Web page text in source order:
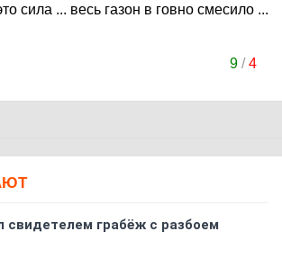
сила ... весь газон в говно смесило ...
9/4
свидетелем грабёж с разбоем